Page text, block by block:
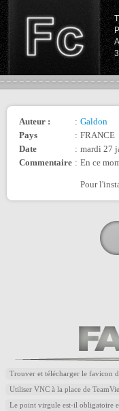
Auteur : : Galdon
Pays
: FRANCE
Date
: mardi 27
Commentaire : En ce
Pour
Trouver et télécharger le favicon
Utiliser VNC à la place de
Le point virgule est-il obligatoire